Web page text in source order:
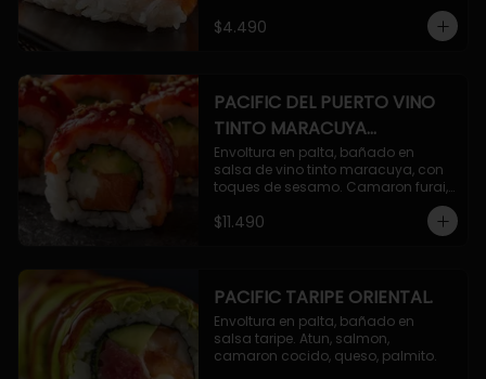
$4.490
PACIFIC DEL PUERTO VINO
TINTO MARACUYA
ORIENTAL.
Envoltura en palta, bañado en
salsa de vino tinto maracuya, con
toques de sesamo. Camaron furai,
$11.490
PACIFIC TARIPE ORIENTAL.
Envoltura en palta, bañado en
salsa taripe. Atun, salmon,
camaron cocido, queso, palmito.